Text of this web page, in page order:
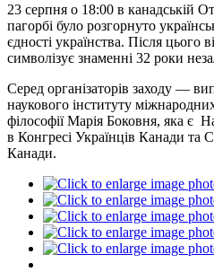
23 серпня о 18:00 в канадській
пагорбі було розгорнуто
єдності українства. Після цього
символізує знаменні 32 роки
Серед організаторів заходу —
наукового інституту міжнародних
філософії Марія Боковня, яка є
в Конгресі Українців Канади та
Канади.